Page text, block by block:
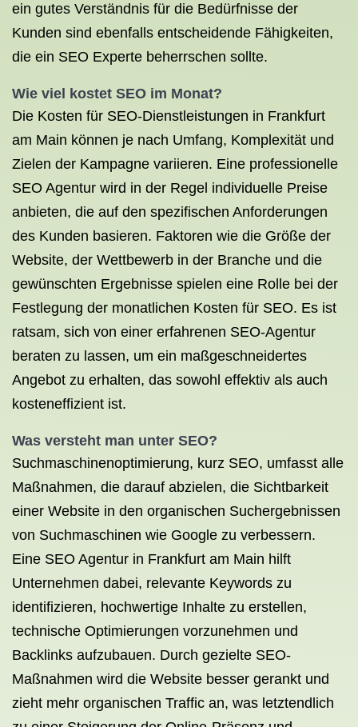
ein gutes Verständnis für die Bedürfnisse der
Kunden sind ebenfalls entscheidende Fähigkeiten,
die ein SEO Experte beherrschen sollte.
Wie viel kostet SEO im Monat?
Die Kosten für SEO-Dienstleistungen in Frankfurt
am Main können je nach Umfang, Komplexität und
Zielen der Kampagne variieren. Eine professionelle
SEO Agentur wird in der Regel individuelle Preise
anbieten, die auf den spezifischen Anforderungen
des Kunden basieren. Faktoren wie die Größe der
Website, der Wettbewerb in der Branche und die
gewünschten Ergebnisse spielen eine Rolle bei der
Festlegung der monatlichen Kosten für SEO. Es ist
ratsam, sich von einer erfahrenen SEO-Agentur
beraten zu lassen, um ein maßgeschneidertes
Angebot zu erhalten, das sowohl effektiv als auch
kosteneffizient ist.
Was versteht man unter SEO?
Suchmaschinenoptimierung, kurz SEO, umfasst alle
Maßnahmen, die darauf abzielen, die Sichtbarkeit
einer Website in den organischen Suchergebnissen
von Suchmaschinen wie Google zu verbessern.
Eine SEO Agentur in Frankfurt am Main hilft
Unternehmen dabei, relevante Keywords zu
identifizieren, hochwertige Inhalte zu erstellen,
technische Optimierungen vorzunehmen und
Backlinks aufzubauen. Durch gezielte SEO-
Maßnahmen wird die Website besser gerankt und
zieht mehr organischen Traffic an, was letztendlich